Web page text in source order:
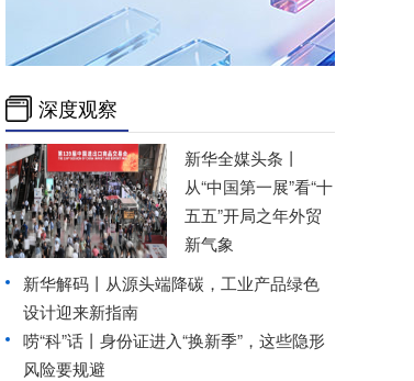
深度观察
新华全媒头条丨
从“中国第一展”看“十
五五”开局之年外贸
新气象
新华解码丨从源头端降碳，工业产品绿色
设计迎来新指南
唠“科”话丨身份证进入“换新季”，这些隐形
风险要规避